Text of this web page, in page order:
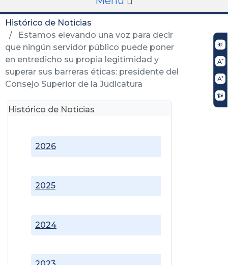
Histórico de Noticias
Estamos elevando una voz para decir
que ningún servidor público puede poner
en entredicho su propia legitimidad y
superar sus barreras éticas: presidente del
Consejo Superior de la Judicatura
Histórico de Noticias
2024
2025
2026